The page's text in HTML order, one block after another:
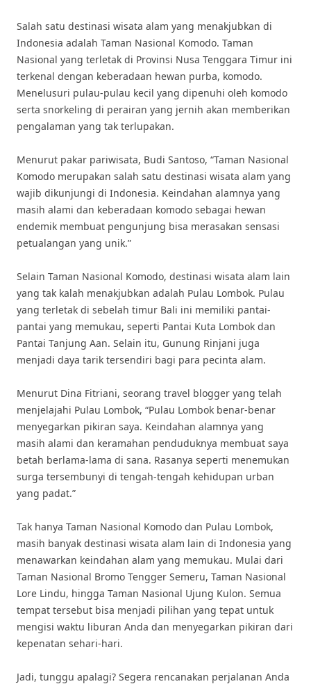
Salah satu destinasi wisata alam yang menakjubkan di
Indonesia adalah Taman Nasional Komodo. Taman
Nasional yang terletak di Provinsi Nusa Tenggara Timur ini
terkenal dengan keberadaan hewan purba, komodo.
Menelusuri pulau-pulau kecil yang dipenuhi oleh komodo
serta snorkeling di perairan yang jernih akan memberikan
pengalaman yang tak terlupakan.
Menurut pakar pariwisata, Budi Santoso, “Taman Nasional
Komodo merupakan salah satu destinasi wisata alam yang
wajib dikunjungi di Indonesia. Keindahan alamnya yang
masih alami dan keberadaan komodo sebagai hewan
endemik membuat pengunjung bisa merasakan sensasi
petualangan yang unik.”
Selain Taman Nasional Komodo, destinasi wisata alam lain
yang tak kalah menakjubkan adalah Pulau Lombok. Pulau
yang terletak di sebelah timur Bali ini memiliki pantai-
pantai yang memukau, seperti Pantai Kuta Lombok dan
Pantai Tanjung Aan. Selain itu, Gunung Rinjani juga
menjadi daya tarik tersendiri bagi para pecinta alam.
Menurut Dina Fitriani, seorang travel blogger yang telah
menjelajahi Pulau Lombok, “Pulau Lombok benar-benar
menyegarkan pikiran saya. Keindahan alamnya yang
masih alami dan keramahan penduduknya membuat saya
betah berlama-lama di sana. Rasanya seperti menemukan
surga tersembunyi di tengah-tengah kehidupan urban
yang padat.”
Tak hanya Taman Nasional Komodo dan Pulau Lombok,
masih banyak destinasi wisata alam lain di Indonesia yang
menawarkan keindahan alam yang memukau. Mulai dari
Taman Nasional Bromo Tengger Semeru, Taman Nasional
Lore Lindu, hingga Taman Nasional Ujung Kulon. Semua
tempat tersebut bisa menjadi pilihan yang tepat untuk
mengisi waktu liburan Anda dan menyegarkan pikiran dari
kepenatan sehari-hari.
Jadi, tunggu apalagi? Segera rencanakan perjalanan Anda